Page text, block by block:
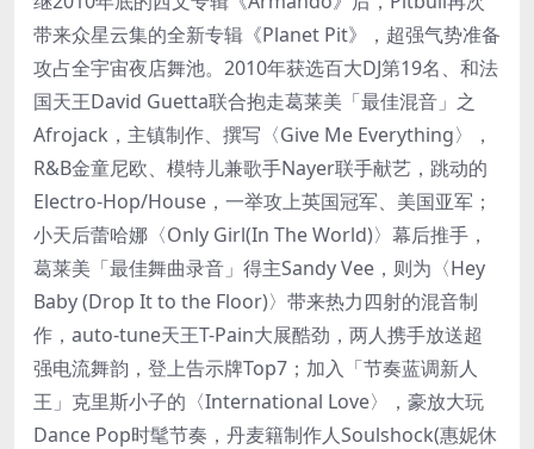
带来众星云集的全新专辑《Planet Pit》，超强气势准备
攻占全宇宙夜店舞池。2010年获选百大DJ第19名、和法
国天王David Guetta联合抱走葛莱美「最佳混音」之
Afrojack，主镇制作、撰写〈Give Me Everything〉，
R&B金童尼欧、模特儿兼歌手Nayer联手献艺，跳动的
Electro-Hop/House，一举攻上英国冠军、美国亚军；
小天后蕾哈娜〈Only Girl(In The World)〉幕后推手，
葛莱美「最佳舞曲录音」得主Sandy Vee，则为〈Hey
Baby (Drop It to the Floor)〉带来热力四射的混音制
作，auto-tune天王T-Pain大展酷劲，两人携手放送超
强电流舞韵，登上告示牌Top7；加入「节奏蓝调新人
王」克里斯小子的〈International Love〉，豪放大玩
Dance Pop时髦节奏，丹麦籍制作人Soulshock(惠妮休